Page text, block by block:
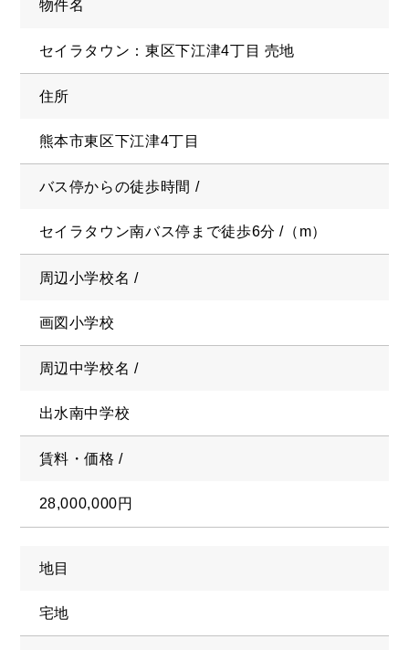
物件名
セイラタウン：東区下江津4丁目 売地
住所
熊本市東区下江津4丁目
バス停からの徒歩時間 /
セイラタウン南バス停まで徒歩6分 /（m）
周辺小学校名 /
画図小学校
周辺中学校名 /
出水南中学校
賃料・価格 /
28,000,000円
地目
宅地